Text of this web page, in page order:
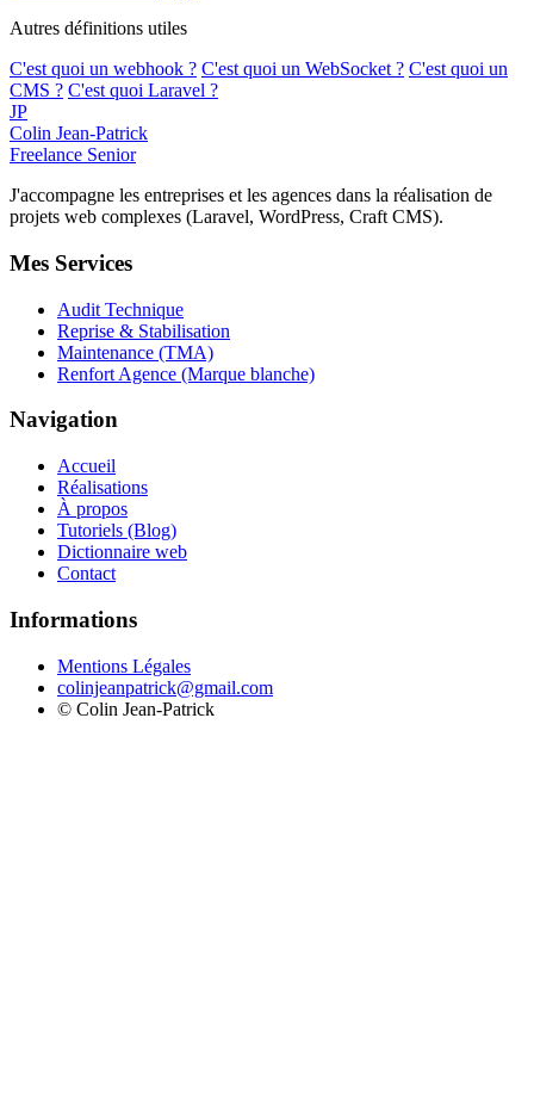
Autres définitions utiles
C'est quoi un webhook ? C'est quoi un WebSocket ? C'est quoi un
CMS ? C'est quoi Laravel ?
JP
Colin Jean-Patrick
Freelance Senior
J'accompagne les entreprises et les agences dans la réalisation de
projets web complexes (Laravel, WordPress, Craft CMS).
Mes Services
Audit Technique
Reprise & Stabilisation
Maintenance (TMA)
Renfort Agence (Marque blanche)
Navigation
Accueil
Réalisations
À propos
Tutoriels (Blog)
Dictionnaire web
Contact
Informations
Mentions Légales
colinjeanpatrick@gmail.com
© Colin Jean-Patrick